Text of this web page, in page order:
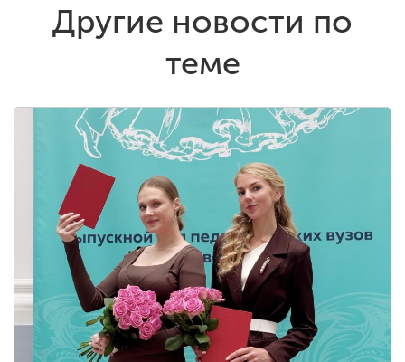
Другие новости по
теме